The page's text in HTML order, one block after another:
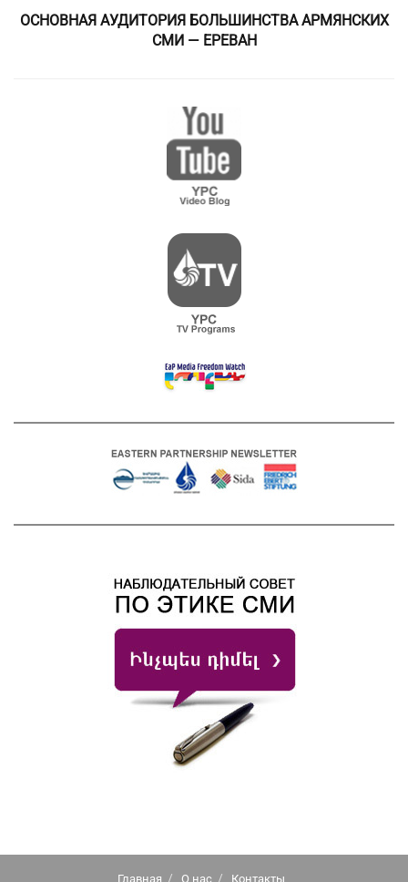
ОСНОВНАЯ АУДИТОРИЯ БОЛЬШИНСТВА АРМЯНСКИХ
СМИ — ЕРЕВАН
Главная О нас Контакты